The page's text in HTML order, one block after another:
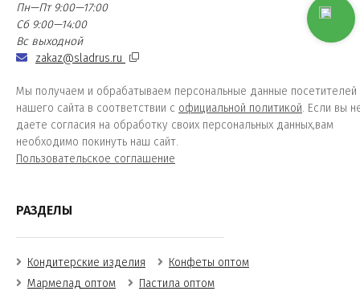
Пн—Пт 9:00—17:00
Сб 9:00—14:00
Вс выходной
zakaz@sladrus.ru
Мы получаем и обрабатываем персональные данные посетителей
нашего сайта в соответствии с официальной политикой. Если вы
даете согласия на обработку своих персональных данных,вам
необходимо покинуть наш сайт.
Пользовательское соглашение
РАЗДЕЛЫ
Кондитерские изделия
Конфеты оптом
Мармелад оптом
Пастила оптом